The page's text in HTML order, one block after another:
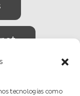
tecnologías como